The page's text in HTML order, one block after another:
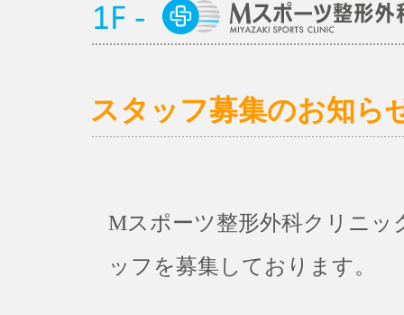
スタッフ募集のお知ら
Mスポーツ整形外科クリニッ
ッフを募集しております。